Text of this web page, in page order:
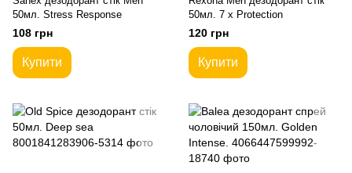
50мл. Stress Response
108 грн
Купити
50мл. 7 x Protection
120 грн
Купити